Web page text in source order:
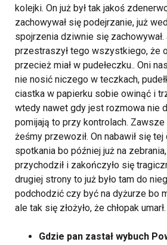
kolejki. On już był tak jakoś
zachowywał się podejrzanie, już
spojrzenia dziwnie się
przestraszył tego wszystkiego, że
przecież miał w pudełeczku.. Oni
nie nosić niczego w teczkach,
ciastka w papierku sobie owinąć i
wtedy nawet gdy jest rozmowa nie
pomijają to przy kontrolach.
żeśmy przewoził. On nabawił się
spotkania bo później już na
przychodził i zakończyło się
drugiej strony to już było tam do
podchodzić czy być na dyżurze bo
ale tak się złożyło, że chłopak umarł.
Gdzie pan zastał wybuch